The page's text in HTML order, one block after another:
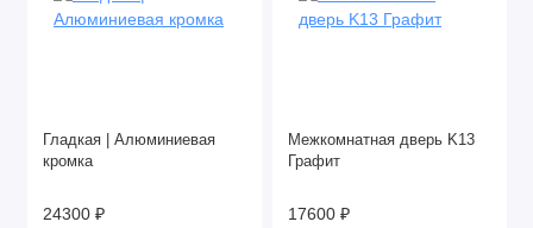
Гладкая | Алюминиевая
кромка
24300 ₽
Межкомнатная дверь K13
Графит
17600 ₽